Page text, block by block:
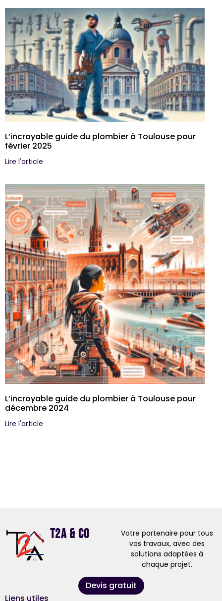
L’incroyable guide du plombier à Toulouse pour
février 2025
Lire l'article
L’incroyable guide du plombier à Toulouse pour
décembre 2024
Lire l'article
Liens utiles
T2A & Co
Votre partenaire pour tous
vos travaux, avec des
solutions adaptées à
chaque projet.
Devis gratuit